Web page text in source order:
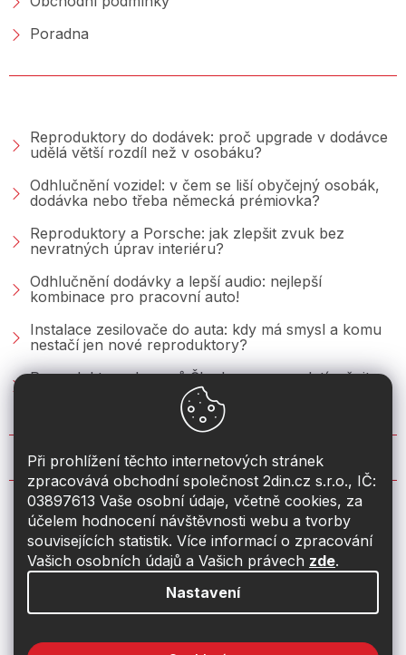
Při prohlížení těchto internetových stránek
zpracovává obchodní společnost 2din.cz s.r.o., IČ:
03897613 Vaše osobní údaje, včetně cookies, za
účelem hodnocení návštěvnosti webu a tvorby
souvisejících statistik. Více informací o zpracování
Vašich osobních údajů a Vašich právech zde.
Nastavení
Poradna
Reproduktory do dodávek: proč upgrade v dodávce
udělá větší rozdíl než v osobáku?
Odhlučnění vozidel: v čem se liší obyčejný osobák,
dodávka nebo třeba německá prémiovka?
Reproduktory a Porsche: jak zlepšit zvuk bez
nevratných úprav interiéru?
Odhlučnění dodávky a lepší audio: nejlepší
kombinace pro pracovní auto!
Instalace zesilovače do auta: kdy má smysl a komu
nestačí jen nové reproduktory?
Reproduktory do vozů Škoda: co se vyplatí měnit u
Fabie, Octavie a Superbu?
KONTAKT
info@2din.cz
774 19 55 33